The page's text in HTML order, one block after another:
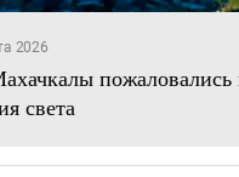
2026
пожаловались
света